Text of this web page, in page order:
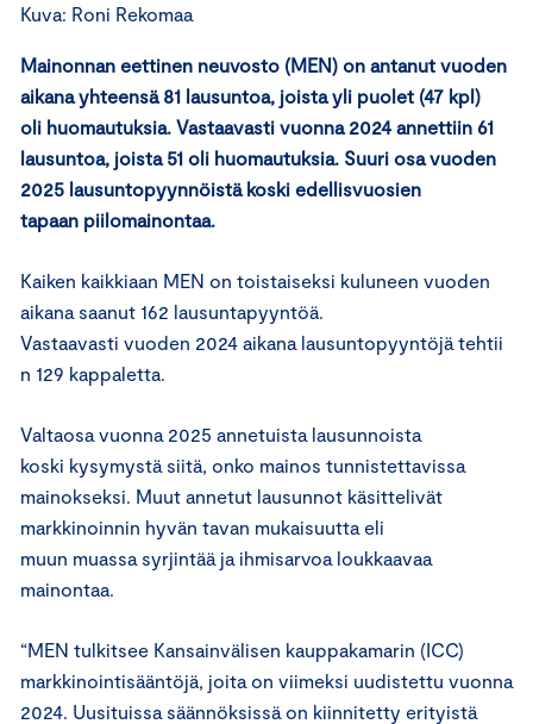
Kuva: Roni Rekomaa
Mainonnan eettinen neuvosto (MEN) on antanut vuoden
aikana yhteensä 81 lausuntoa, joista yli puolet (47 kpl)
oli huomautuksia. Vastaavasti vuonna 2024 annettiin 61
lausuntoa, joista 51 oli huomautuksia. Suuri osa vuoden
2025 lausuntopyynnöistä koski edellisvuosien
tapaan piilomainontaa.
Kaiken kaikkiaan MEN on toistaiseksi kuluneen vuoden
aikana saanut 162 lausuntapyyntöä.
Vastaavasti vuoden 2024 aikana lausuntopyyntöjä tehtii
n 129 kappaletta.
Valtaosa vuonna 2025 annetuista lausunnoista
koski kysymystä siitä, onko mainos tunnistettavissa
mainokseksi. Muut annetut lausunnot käsittelivät
markkinoinnin hyvän tavan mukaisuutta eli
muun muassa syrjintää ja ihmisarvoa loukkaavaa
mainontaa.
“MEN tulkitsee Kansainvälisen kauppakamarin (ICC)
markkinointisääntöjä, joita on viimeksi uudistettu vuonna
2024. Uusituissa säännöksissä on kiinnitetty erityistä